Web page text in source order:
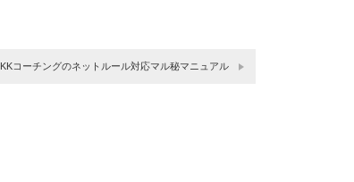
KKコーチングのネットルール対応マル秘マニュアル